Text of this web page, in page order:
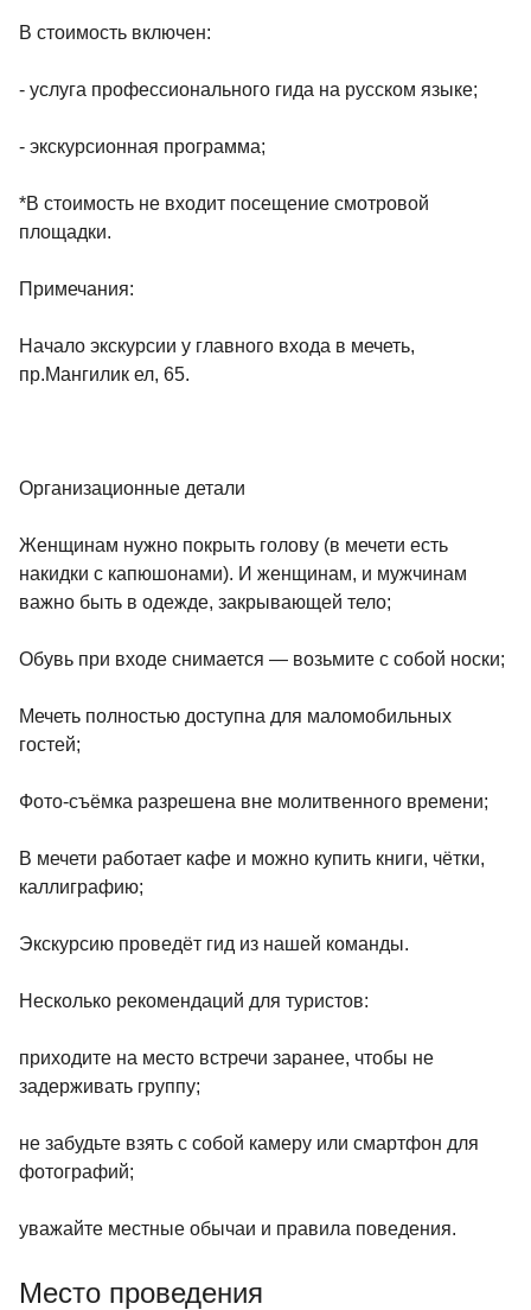
В стоимость включен:
- услуга профессионального гида на русском языке;
- экскурсионная программа;
*В стоимость не входит посещение смотровой
площадки.
Примечания:
Начало экскурсии у главного входа в мечеть,
пр.Мангилик ел, 65.
Организационные детали
Женщинам нужно покрыть голову (в мечети есть
накидки с капюшонами). И женщинам, и мужчинам
важно быть в одежде, закрывающей тело;
Обувь при входе снимается — возьмите с собой носки;
Мечеть полностью доступна для маломобильных
гостей;
Фото-съёмка разрешена вне молитвенного времени;
В мечети работает кафе и можно купить книги, чётки,
каллиграфию;
Экскурсию проведёт гид из нашей команды.
Несколько рекомендаций для туристов:
приходите на место встречи заранее, чтобы не
задерживать группу;
не забудьте взять с собой камеру или смартфон для
фотографий;
уважайте местные обычаи и правила поведения.
Место проведения